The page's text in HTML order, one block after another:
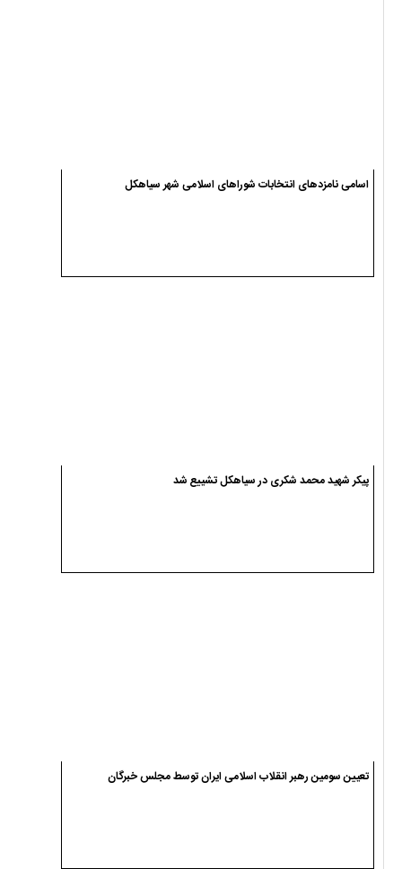
اسامی نامزدهای انتخابات شوراهای اسلامی شهر سیاهکل
پیکر شهید محمد شکری در سیاهکل تشییع شد
تعیین سومین رهبر انقلاب اسلامی ایران توسط مجلس خبرگان